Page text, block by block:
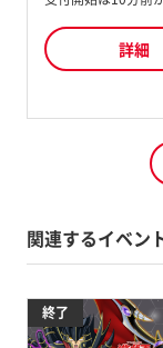
詳細
関連するイベン
終了